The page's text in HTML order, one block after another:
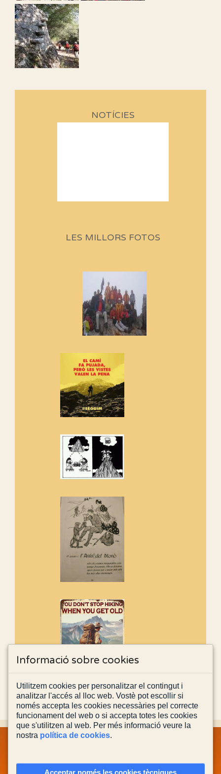
NOTÍCIES
Sortides Centpeus 2026 (1a
programació d'aquest any
Si no podem caminar, alguna
cosa hem de fer...
Els Centpeus signen el
Manifest a favor dels Camins
adhereix-te al manifest!
Rebem un diploma dels
Amics de Sant Aniol d'Aguja
Els Centpeus estem implicats
amb la recuperació del refugi i
LES MILLORS FOTOS
POLÍTICA DE COOKIES
CONTACTA'NS
Informació sobre cookies
Utilitzem cookies per personalitzar el contingut i
analitzar l'accés al lloc web. Vostè pot escollir si
només accepta les cookies necessàries pel correcte
funcionament del web o si accepta totes les cookies
que s'utilitzen al web. Per més informació veure la
nostra política de cookies.
Acceptar només les cookies tècniques